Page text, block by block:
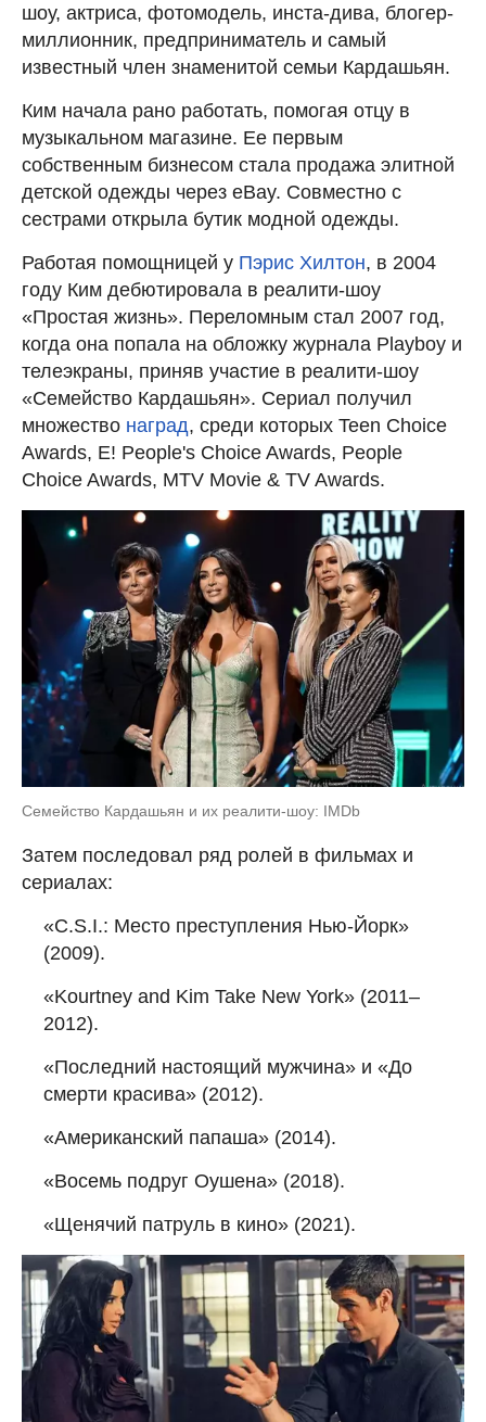
шоу, актриса, фотомодель, инста-дива, блогер-
миллионник, предприниматель и самый
известный член знаменитой семьи Кардашьян.
Ким начала рано работать, помогая отцу в
музыкальном магазине. Ее первым
собственным бизнесом стала продажа элитной
детской одежды через eBay. Совместно с
сестрами открыла бутик модной одежды.
Работая помощницей у Пэрис Хилтон, в 2004
году Ким дебютировала в реалити-шоу
«Простая жизнь». Переломным стал 2007 год,
когда она попала на обложку журнала Playboy и
телеэкраны, приняв участие в реалити-шоу
«Семейство Кардашьян». Сериал получил
множество наград, среди которых Teen Choice
Awards, E! People's Choice Awards, People
Choice Awards, MTV Movie & TV Awards.
Семейство Кардашьян и их реалити-шоу: IMDb
Затем последовал ряд ролей в фильмах и
сериалах:
«C.S.I.: Место преступления Нью-Йорк»
(2009).
«Kourtney and Kim Take New York» (2011–
2012).
«Последний настоящий мужчина» и «До
смерти красива» (2012).
«Американский папаша» (2014).
«Восемь подруг Оушена» (2018).
«Щенячий патруль в кино» (2021).